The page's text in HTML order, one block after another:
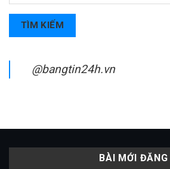
TÌM KIẾM
@bangtin24h.vn
BÀI MỚI ĐĂNG